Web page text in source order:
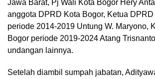
Jawa Barat, Pj Wali Kota Bogor Hery
anggota DPRD Kota Bogor, Ketua
periode 2014-2019 Untung W. Maryono,
Bogor periode 2019-2024 Atang
undangan lainnya.
Setelah diambil sumpah jabatan,